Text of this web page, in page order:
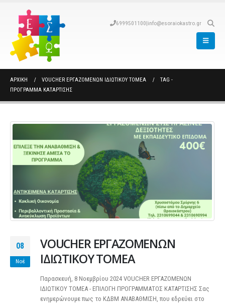
6999501100|info@esoraiokastro.gr
ΑΡΧΙΚΉ VOUCHER ΕΡΓΑΖΟΜΕΝΩΝ ΙΔΙΩΤΙΚΟΥ ΤΟΜΕΑ
TAG -
ΠΡΟΓΡΑΜΜΑ ΚΑΤΑΡΤΙΣΗΣ
08
Νοέ
VOUCHER ΕΡΓΑΖΟΜΕΝΩΝ
ΙΔΙΩΤΙΚΟΥ ΤΟΜΕΑ
Παρασκευή, 8 Νοεμβρίου 2024 VOUCHER ΕΡΓΑΖΟΜΕΝΩΝ
ΙΔΙΩΤΙΚΟΥ ΤΟΜΕΑ - ΕΠΙΛΟΓΗ ΠΡΟΓΡΑΜΜΑΤΟΣ ΚΑΤΑΡΤΙΣΗΣ Σας
ενημερώνουμε πως το ΚΔΒΜ ΑΝΑΒΑΘΜΙΣΗ, που εδρεύει στο